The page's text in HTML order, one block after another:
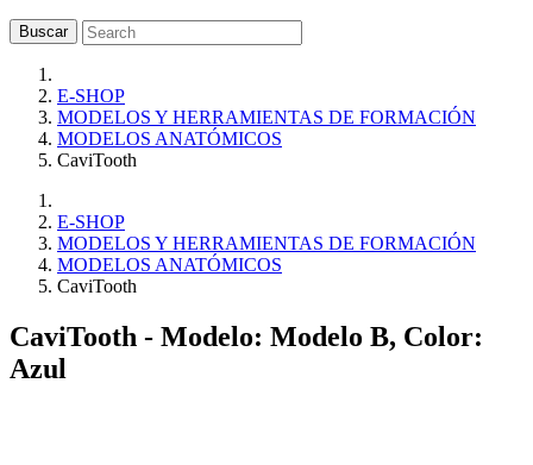
Buscar
E-SHOP
MODELOS Y HERRAMIENTAS DE FORMACIÓN
MODELOS ANATÓMICOS
CaviTooth
E-SHOP
MODELOS Y HERRAMIENTAS DE FORMACIÓN
MODELOS ANATÓMICOS
CaviTooth
CaviTooth - Modelo: Modelo B, Color:
Azul